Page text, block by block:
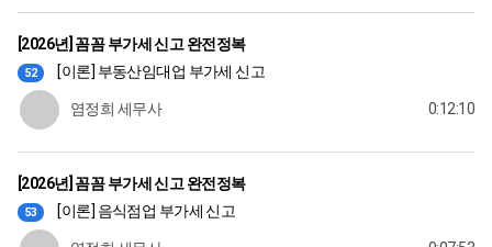
[2026년] 꼼꼼 부가세 신고 완전정복
52 [이론] 부동산임대업 부가세 신고
염정희 세무사 0:12:10
[2026년] 꼼꼼 부가세 신고 완전정복
53 [이론] 음식점업 부가세 신고